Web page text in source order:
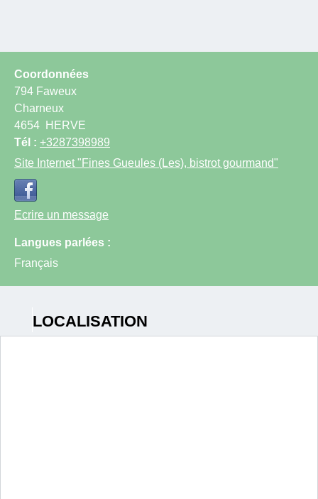
Coordonnées
794 Faweux
Charneux
4654
HERVE
Tél : +3287398989
Site Internet "Fines Gueules (Les), bistrot gourmand"
Ecrire un message
Langues parlées :
Français
LOCALISATION